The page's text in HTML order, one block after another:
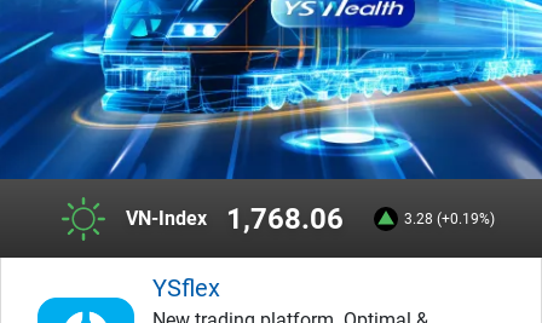
VN-Index 1,768.06 3.28 (+0.19%)
YSflex